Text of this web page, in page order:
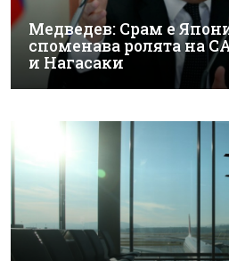
Медведев: Срам е
споменава ролята на
и Нагасаки